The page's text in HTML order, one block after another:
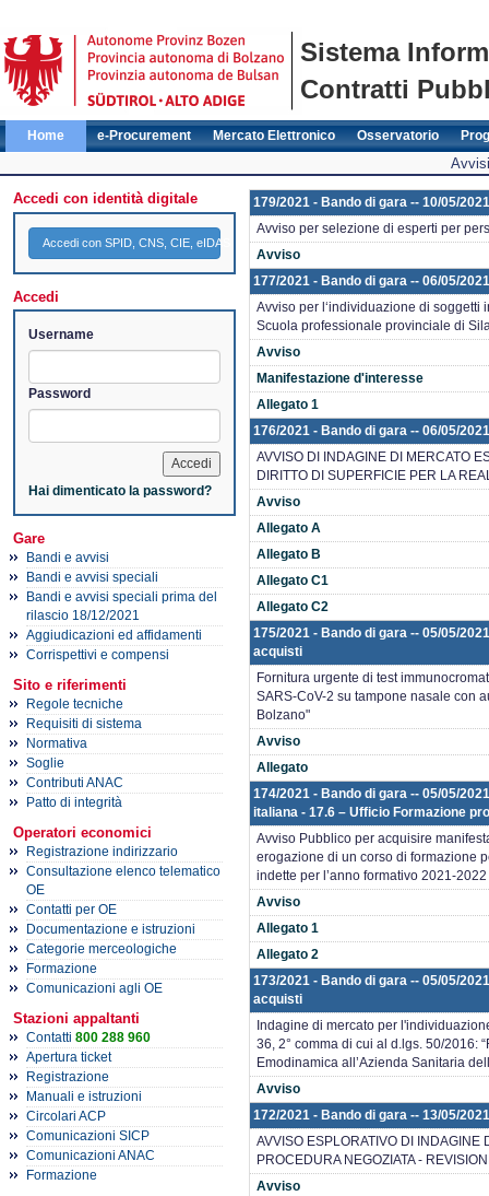
Sistema
Contratti
Home e-Procurement Mercato Elettronico Osservatorio
Accedi con identità digitale
Accedi con SPID, CNS, CIE, eIDAS
Accedi
Username
Password
Hai dimenticato la password?
Gare
Bandi e avvisi
Bandi e avvisi speciali
Bandi e avvisi speciali prima del
rilascio 18/12/2021
Aggiudicazioni ed affidamenti
Corrispettivi e compensi
Sito e riferimenti
Regole tecniche
Requisiti di sistema
Normativa
Soglie
Contributi ANAC
Patto di integrità
Operatori economici
Registrazione indirizzario
Consultazione elenco telematico
OE
Contatti per OE
Documentazione e istruzioni
Categorie merceologiche
Formazione
Comunicazioni agli OE
Stazioni appaltanti
Contatti 800 288 960
Apertura ticket
Registrazione
Manuali e istruzioni
Circolari ACP
Comunicazioni SICP
Comunicazioni ANAC
Formazione
179/2021 - Bando di gara -- 10/05/
Avviso per selezione di esperti per
Avviso
177/2021 - Bando di gara -- 06/05/
Avviso per l‘individuazione di
Scuola professionale provinciale di
Avviso
Manifestazione d'interesse
Allegato 1
176/2021 - Bando di gara -- 06/05/
AVVISO DI INDAGINE DI MERCATO
DIRITTO DI SUPERFICIE PER LA
Avviso
Allegato A
Allegato B
Allegato C1
Allegato C2
175/2021 - Bando di gara -- 05/05/
acquisti
Fornitura urgente di test
SARS-CoV-2 su tampone nasale con
Bolzano"
Avviso
Allegato
174/2021 - Bando di gara -- 05/05/
italiana - 17.6 – Ufficio Formazione
Avviso Pubblico per acquisire
erogazione di un corso di formazione
indette per l’anno formativo 2021-2022
Avviso
Allegato 1
Allegato 2
173/2021 - Bando di gara -- 05/05/
acquisti
Indagine di mercato per
36, 2° comma di cui al d.lgs. 50/2016:
Emodinamica all’Azienda Sanitaria
Avviso
172/2021 - Bando di gara -- 13/05/
AVVISO ESPLORATIVO DI INDAGINE
PROCEDURA NEGOZIATA -
Avviso